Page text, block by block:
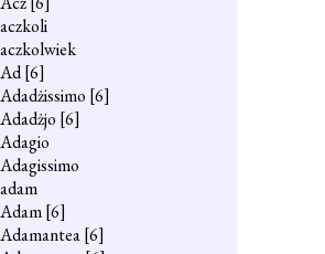
aczkoli
aczkolwiek
Ad[6]
Adadżissimo [6]
Adadżjo [6]
Adagio
Adagissimo
adam
Adam[6]
Adamantea[6]